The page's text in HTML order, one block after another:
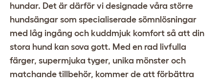
hundar. Det är därför vi designade våra större
hundsängar som specialiserade sömnlösningar
med låg ingång och kuddmjuk komfort så att din
stora hund kan sova gott. Med en rad livfulla
färger, supermjuka tyger, unika mönster och
matchande tillbehör, kommer de att förbättra